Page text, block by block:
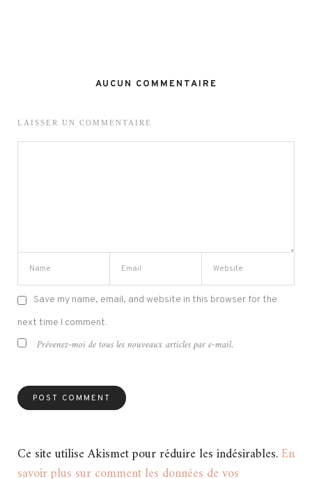
AUCUN COMMENTAIRE
LAISSER UN COMMENTAIRE
Save my name, email, and website in this browser for the
next time I comment.
Prévenez-moi de tous les nouveaux articles par e-mail.
Ce site utilise Akismet pour réduire les indésirables.En
savoir plus sur comment les données de vos